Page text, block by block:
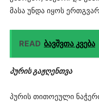
მასა უნდა იყოს
READ ბავშვთა კვება
პურის გაჟღენთვა
პურის თითოეული